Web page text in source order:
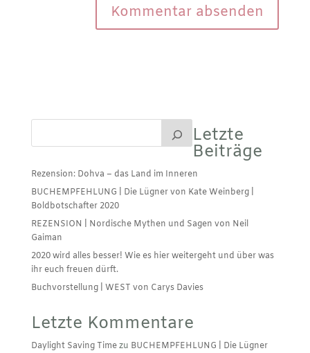
Letzte
Beiträge
Rezension: Dohva – das Land im Inneren
BUCHEMPFEHLUNG | Die Lügner von Kate Weinberg |
Boldbotschafter 2020
REZENSION | Nordische Mythen und Sagen von Neil
Gaiman
2020 wird alles besser! Wie es hier weitergeht und über was
ihr euch freuen dürft.
Buchvorstellung | WEST von Carys Davies
Letzte Kommentare
Daylight Saving Timezu BUCHEMPFEHLUNG | Die Lügner